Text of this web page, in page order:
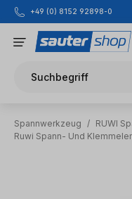
Zum Hauptinhalt
+49 (0) 8152 92898-0
Suchbegriff
Spannwerkzeug / RUWI
Ruwi Spann- Und